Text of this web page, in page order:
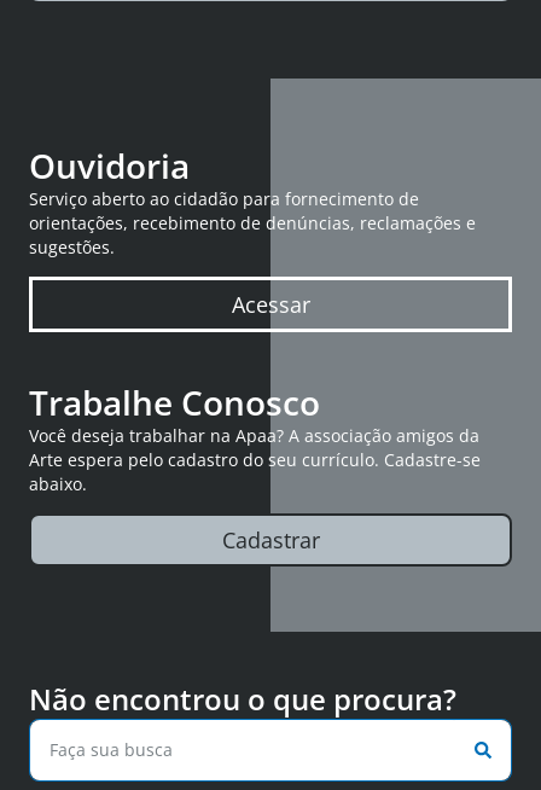
Ouvidoria
Serviço aberto ao cidadão para fornecimento de
orientações, recebimento de denúncias, reclamações e
sugestões.
Acessar
Trabalhe Conosco
Você deseja trabalhar na Apaa? A associação amigos da
Arte espera pelo cadastro do seu currículo. Cadastre-se
abaixo.
Cadastrar
Não encontrou o que procura?